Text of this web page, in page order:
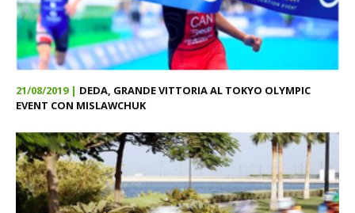
21/08/2019 | DEDA, GRANDE VITTORIA AL TOKYO OLYMPIC
EVENT CON MISLAWCHUK